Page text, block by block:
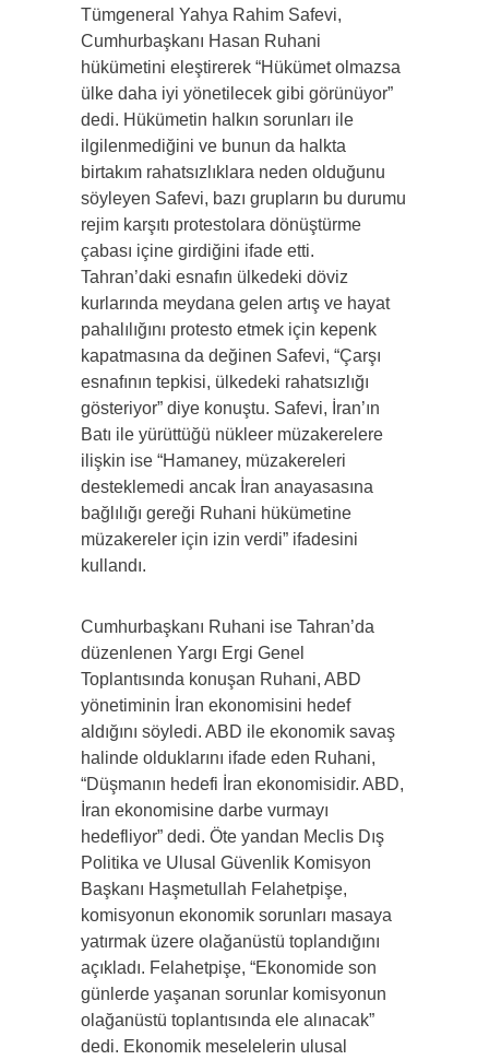
Tümgeneral Yahya Rahim Safevi,
Cumhurbaşkanı Hasan Ruhani
hükümetini eleştirerek “Hükümet olmazsa
ülke daha iyi yönetilecek gibi görünüyor”
dedi. Hükümetin halkın sorunları ile
ilgilenmediğini ve bunun da halkta
birtakım rahatsızlıklara neden olduğunu
söyleyen Safevi, bazı grupların bu durumu
rejim karşıtı protestolara dönüştürme
çabası içine girdiğini ifade etti.
Tahran’daki esnafın ülkedeki döviz
kurlarında meydana gelen artış ve hayat
pahalılığını protesto etmek için kepenk
kapatmasına da değinen Safevi, “Çarşı
esnafının tepkisi, ülkedeki rahatsızlığı
gösteriyor” diye konuştu. Safevi, İran’ın
Batı ile yürüttüğü nükleer müzakerelere
ilişkin ise “Hamaney, müzakereleri
desteklemedi ancak İran anayasasına
bağlılığı gereği Ruhani hükümetine
müzakereler için izin verdi” ifadesini
kullandı.
Cumhurbaşkanı Ruhani ise Tahran’da
düzenlenen Yargı Ergi Genel
Toplantısında konuşan Ruhani, ABD
yönetiminin İran ekonomisini hedef
aldığını söyledi. ABD ile ekonomik savaş
halinde olduklarını ifade eden Ruhani,
“Düşmanın hedefi İran ekonomisidir. ABD,
İran ekonomisine darbe vurmayı
hedefliyor” dedi. Öte yandan Meclis Dış
Politika ve Ulusal Güvenlik Komisyon
Başkanı Haşmetullah Felahetpişe,
komisyonun ekonomik sorunları masaya
yatırmak üzere olağanüstü toplandığını
açıkladı. Felahetpişe, “Ekonomide son
günlerde yaşanan sorunlar komisyonun
olağanüstü toplantısında ele alınacak”
dedi. Ekonomik meselelerin ulusal